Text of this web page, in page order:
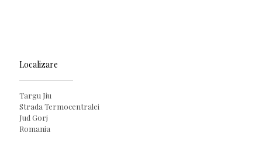
Localizare
Targu Jiu
Strada Termocentralei
Jud Gorj
Romania